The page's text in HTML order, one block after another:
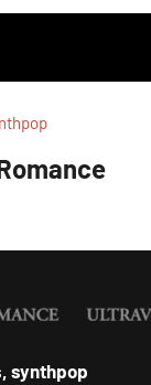
synthpop